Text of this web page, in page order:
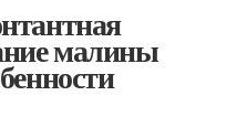
малины